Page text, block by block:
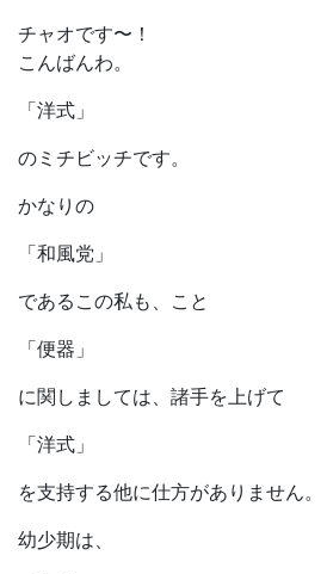
チャオです〜！
こんばんわ。
「洋式」
のミチビッチです。
かなりの
「和風党」
であるこの私も、こと
「便器」
に関しましては、諸手を上げて
「洋式」
を支持する他に仕方がありません。
幼少期は、